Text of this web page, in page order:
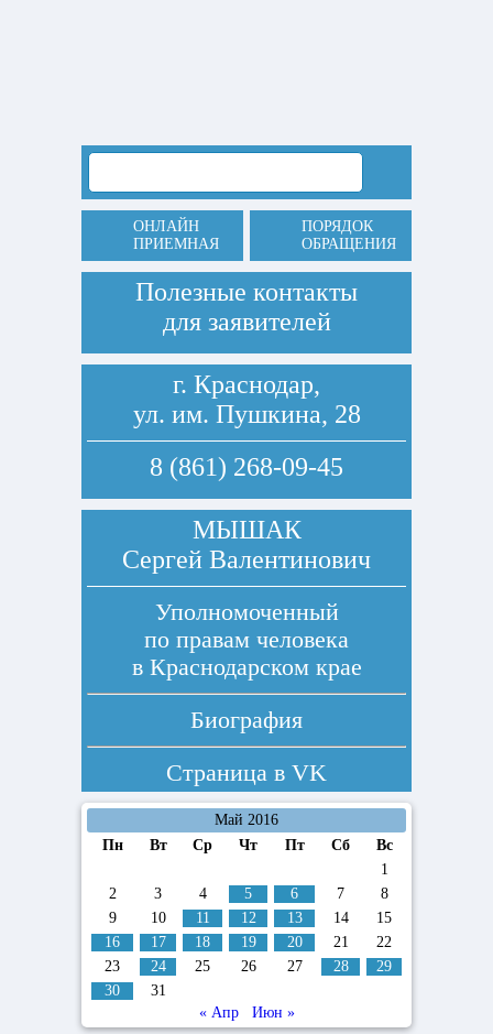
ОНЛАЙН
ПРИЕМНАЯ
ПОРЯДОК
ОБРАЩЕНИЯ
Полезные контакты
для заявителей
г. Краснодар,
ул. им. Пушкина, 28
8 (861) 268-09-45
МЫШАК
Сергей Валентинович
Уполномоченный
по правам человека
в Краснодарском крае
Биография
Страница в VK
Май 2016
Пн
Вт Ср Чт Пт Сб
Вс
1
2
3 4 5 6 7
8
9
10 11 12 13 14
15
16
17 18 19 20 21
22
23
24 25 26 27 28
29
30
31
« Апр
Июн »